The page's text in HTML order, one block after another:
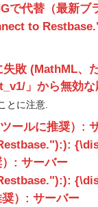
で代替（最新ブ
to
失敗 (MathML、
」から無効
とに注意.
ールに推奨）:
: サーバー
）: サーバー